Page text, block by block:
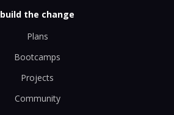
build the change
Plans
Bootcamps
Projects
Community